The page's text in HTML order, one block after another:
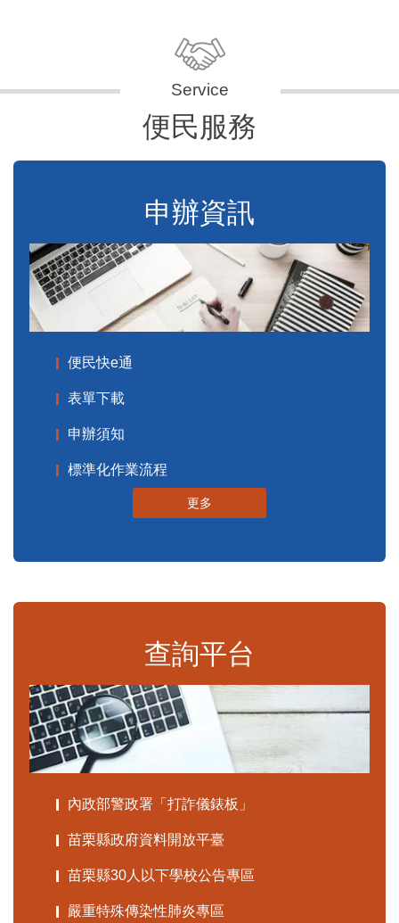
便民服務
申辦資訊
便民快e通
表單下載
申辦須知
標準化作業流程
更多
查詢平台
內政部警政署「打詐儀錶板」
苗栗縣政府資料開放平臺
苗栗縣30人以下學校公告專區
嚴重特殊傳染性肺炎專區